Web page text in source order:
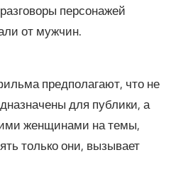
персонажей
от мужчин.
предполагают, что не
для публики, а
женщинами на темы,
только они, вызывает